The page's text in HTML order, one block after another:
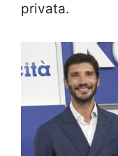
privata.